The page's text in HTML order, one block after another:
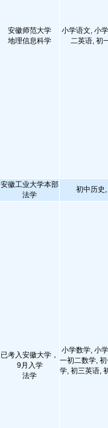
安徽师范大学
地理信息科学
小学语文, 小
二英语, 初
安徽工业大学本部
法学
初中历史
已考入安徽大学，
9月入学
法学
小学数学, 小
一初二数学,
学, 初三英语,